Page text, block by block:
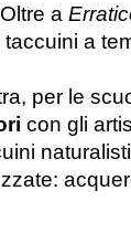
a
a
per le
con gli